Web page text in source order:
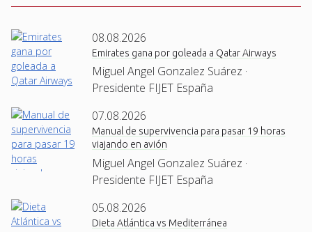
08.08.2026
Emirates gana por goleada a Qatar Airways
Miguel Angel Gonzalez Suárez ·
Presidente FIJET España
07.08.2026
Manual de supervivencia para pasar 19 horas
viajando en avión
Miguel Angel Gonzalez Suárez ·
Presidente FIJET España
05.08.2026
Dieta Atlántica vs Mediterránea